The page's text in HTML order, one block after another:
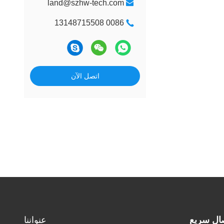
land@szhw-tech.com
0086 13148715508
اتصل الآن
سريع عنواننا